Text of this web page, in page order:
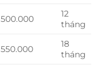
500.000
12
tháng
550.000
18
tháng